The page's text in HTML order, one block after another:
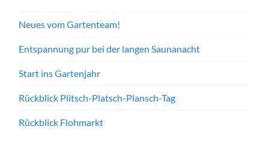
Neues vom Gartenteam!
Entspannung pur bei der langen Saunanacht
Start ins Gartenjahr
Rückblick Plitsch-Platsch-Plansch-Tag
Rückblick Flohmarkt